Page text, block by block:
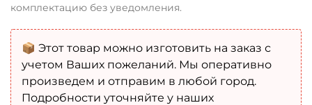
комплектацию без уведомления.
📦 Этот товар можно изготовить на заказ с
учетом Ваших пожеланий. Мы оперативно
произведем и отправим в любой город.
Подробности уточняйте у наших